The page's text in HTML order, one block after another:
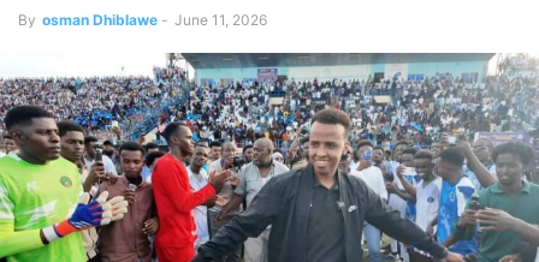
By osman Dhiblawe - June 11, 2026